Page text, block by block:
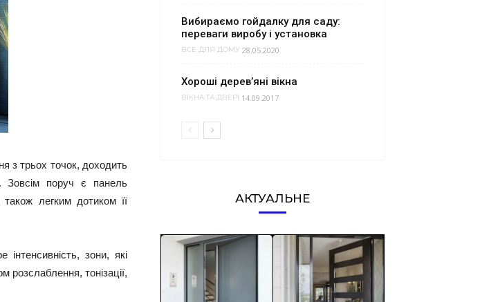
з трьох точок, доходить
Зовсім поруч є панель
легким дотиком її
зони, які
тонізації,
Вибираємо гойдалку для саду:
переваги виробу і установка
ВСЕ ДЛЯ ДОМУ 28.05.2020
Хороші дерев’яні вікна
ВІКНА ТА ДВЕРІ 14.09.2017
АКТУАЛЬНЕ